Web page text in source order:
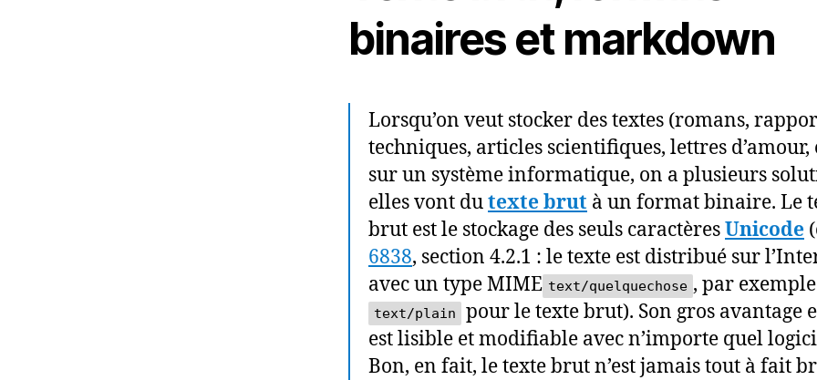
binaires et markdown
Lorsqu’on veut stocker des textes (romans,
techniques, articles scientifiques, lettres d’amour,
sur un système informatique, on a plusieurs
elles vont dutexte brut à un format binaire. Le
brut est le stockage des seuls caractèresUnicode
6838, section 4.2.1 : le texte est distribué sur
avec un type MIME text/quelquechose , par exemple
text/plain
pour le texte brut). Son gros avantage
est lisible et modifiable avec n’importe quel
Bon, en fait, le texte brut n’est jamais tout à fait